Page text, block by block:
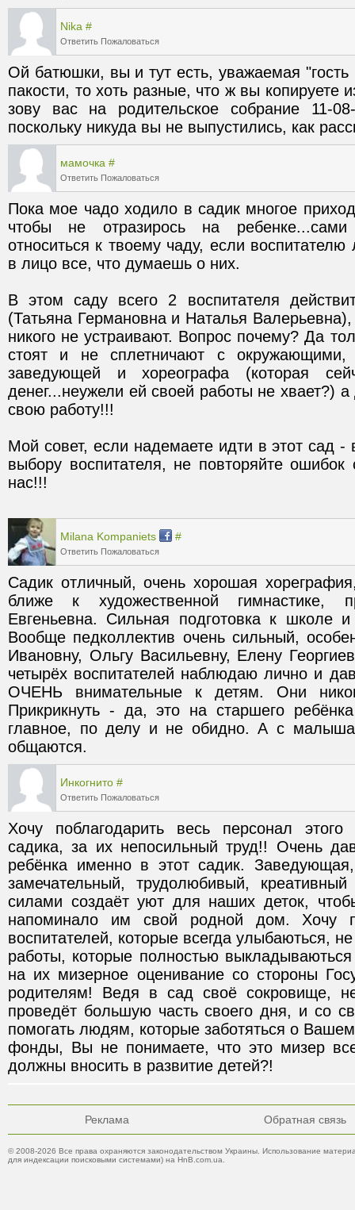
Nika #
Ответить Пожаловаться
Ой батюшки, вы и тут есть, уважаемая
пакости, то хоть разные, что ж вы копируете
зову вас на родительское собрание 11-
поскольку никуда вы не выпустились, как
мамочка #
Ответить Пожаловаться
Пока мое чадо ходило в садик многое
чтобы не отразирось на
относиться к твоему чаду, если
В этом саду всего 2 воспитателя
(Татьяна Германовна и Наталья
никого не устраивают. Вопрос почему? Да
стоят и не сплетничают с
заведующей и хореографа (которая
денег...неужели ей своей работы не хвает?)
Мой совет, если надемаете идти в этот сад -
выбору воспитателя, не повторяйте
Milana Kompaniets #
Ответить Пожаловаться
Садик отличный, очень хорошая
ближе к художественной гимнастике,
Евгеньевна. Сильная подготовка к школе
Вообще педколлектив очень сильный,
Ивановну, Ольгу Васильевну, Елену
четырёх воспитателей наблюдаю лично и
ОЧЕНЬ внимательные к детям. Они
Прикрикнуть - да, это на старшего
главное, по делу и не обидно. А с
общаются.
Инкогнито #
Ответить Пожаловаться
Хочу поблагодарить весь персонал этого
садика, за их непосильный труд!! Очень
ребёнка именно в этот садик.
замечательный, трудолюбивый,
силами создаёт уют для наших деток,
напоминало им свой родной дом. Хочу
воспитателей, которые всегда улыбаються,
работы, которые полностью
на их мизерное оценивание со стороны
родителям! Ведя в сад своё сокровище,
проведёт большую часть своего дня, и со
помогать людям, которые заботяться о
фонды, Вы не понимаете, что это мизер
должны вносить в развитие детей?!
Реклама Обратная связь
© 2008-2026 Все права охраняются законодательством Украины. Использование
для индексации поисковыми системами) на HnB.com.ua.